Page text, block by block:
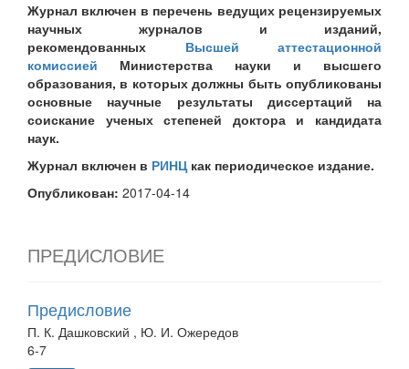
Журнал включен в перечень ведущих рецензируемых
научных журналов и изданий,
рекомендованных Высшей аттестационной
комиссией Министерства науки и высшего
образования, в которых должны быть опубликованы
основные научные результаты диссертаций на
соискание ученых степеней доктора и кандидата
наук.
Журнал включен в РИНЦ как периодическое издание.
Опубликован: 2017-04-14
ПРЕДИСЛОВИЕ
Предисловие
П. К. Дашковский , Ю. И. Ожередов
6-7